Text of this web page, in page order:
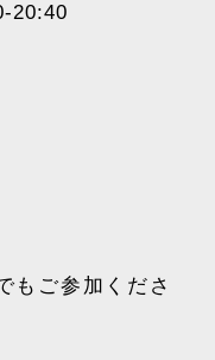
20:40
もご参加くださ